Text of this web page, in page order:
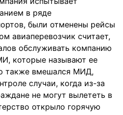
в ряде
были отменены рейсы
авиаперевозчик считает,
обслуживать компанию
которые называют ее
также вмешался МИД,
случаи, когда из-за
не могут вылететь в
открыло горячую